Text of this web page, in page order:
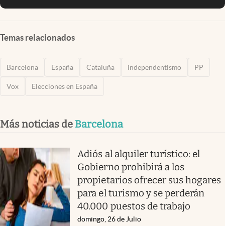
Temas relacionados
Barcelona España Cataluña independentismo PP
Vox Elecciones en España
Más noticias de Barcelona
Adiós al alquiler turístico: el
Gobierno prohibirá a los
propietarios ofrecer sus hogares
para el turismo y se perderán
40.000 puestos de trabajo
domingo, 26 de Julio